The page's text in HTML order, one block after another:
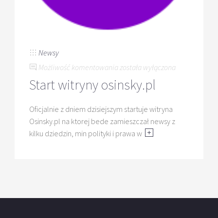
Newsy
Możliwość komentowania Start
witryny
osinsky.pl
została wyłączona
Start witryny osinsky.pl
Oficjalnie z dniem dzisiejszym startuje witryna
Osinsky.pl na ktorej bede zamieszczał newsy z
kilku dziedzin, min polityki i prawa w